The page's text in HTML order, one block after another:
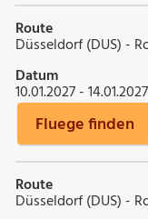
Route
Düsseldorf (DUS) -
Datum
10.01.2027 - 14.01.2027
Fluege finden
Route
Düsseldorf (DUS) -